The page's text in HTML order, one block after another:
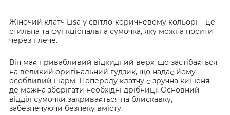
Жіночий клатч Lisa у світло-коричневому кольорі – це
стильна та функціональна сумочка, яку можна носити
через плече.
Він має привабливий відкидний верх, що застібається
на великий оригінальний гудзик, що надає йому
особливий шарм. Попереду клатчу є зручна кишеня,
де можна зберігати необхідні дрібниці. Основний
відділ сумочки закривається на блискавку,
забезпечуючи безпеку вмісту.